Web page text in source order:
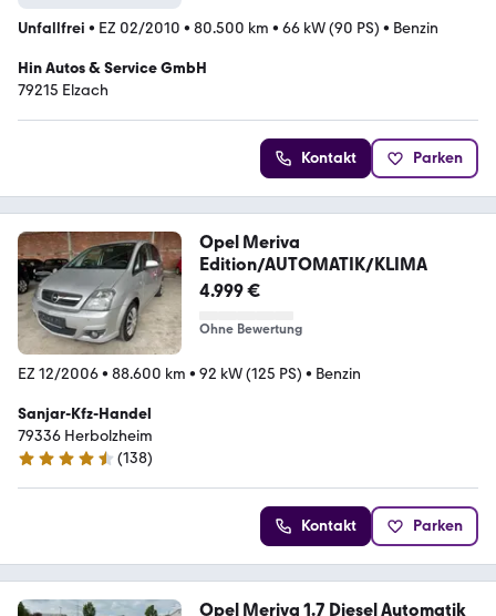
Unfallfrei • EZ 02/2010 • 80.500 km • 66 kW (90 PS) • Benzin
Hin Autos & Service GmbH
79215 Elzach
Kontakt Parken
Opel Meriva
Edition/AUTOMATIK/KLIMA
4.999 €
Ohne Bewertung
EZ 12/2006• 88.600 km • 92 kW (125 PS) • Benzin
Sanjar-Kfz-Handel
79336 Herbolzheim
4.5 Sterne
(138)
Kontakt Parken
Opel Meriva 1.7 Diesel Automatik